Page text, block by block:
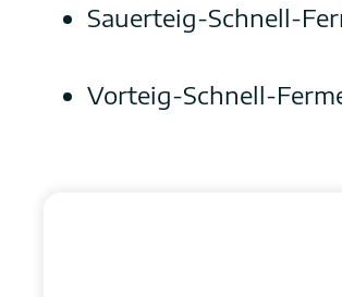
Sauerteig-Schnell-
Vorteig-Schnell-